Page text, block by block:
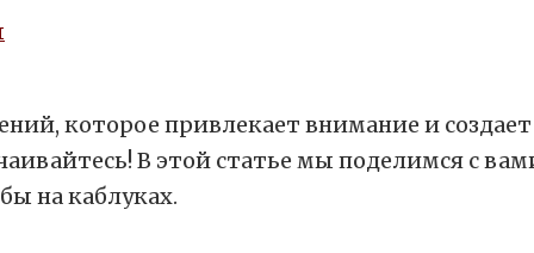
которое привлекает внимание и
В этой статье мы поделимся с
на каблуках.